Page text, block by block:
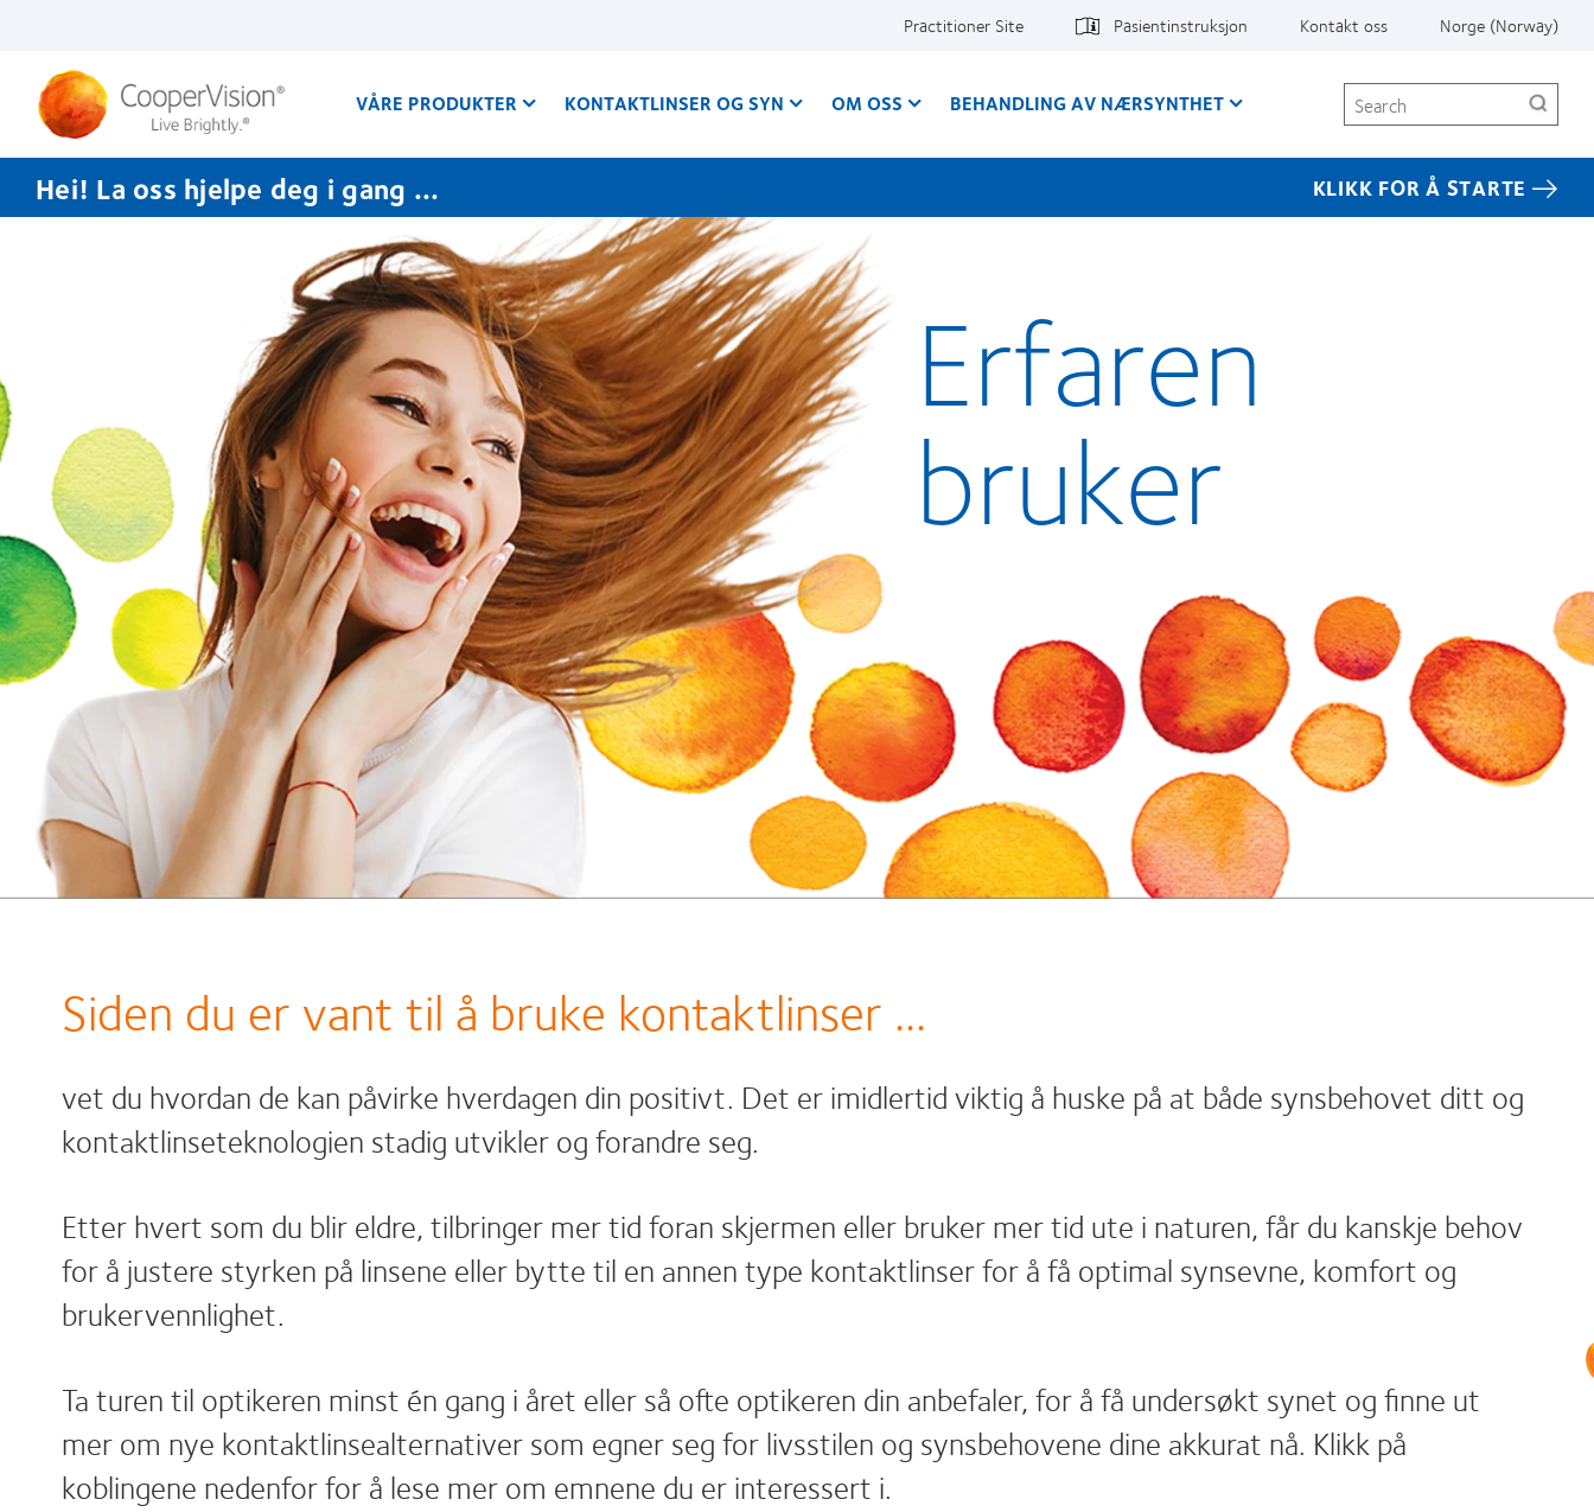
Practitioner Site Pasientinstruksjon Kontakt oss Norge (Norway)
VÅRE PRODUKTER KONTAKTLINSER OG SYN OM OSS BEHANDLING AV NÆRSYNTHET Search
Hei! La oss hjelpe deg i gang ... KLIKK FOR Å STARTE
Erfaren
bruker
Siden du er vant til å bruke kontaktlinser ...
vet du hvordan de kan påvirke hverdagen din positivt. Det er imidlertid viktig å huske på at både synsbehovet ditt og
kontaktlinseteknologien stadig utvikler og forandre seg.
Etter hvert som du blir eldre, tilbringer mer tid foran skjermen eller bruker mer tid ute i naturen, får du kanskje behov
for å justere styrken på linsene eller bytte til en annen type kontaktlinser for å få optimal synsevne, komfort og
brukervennlighet.
Ta turen til optikeren minst én gang i året eller så ofte optikeren din anbefaler, for å få undersøkt synet og finne ut
mer om nye kontaktlinsealternativer som egner seg for livsstilen og synsbehovene dine akkurat nå. Klikk på
koblingene nedenfor for å lese mer om emnene du er interessert i.